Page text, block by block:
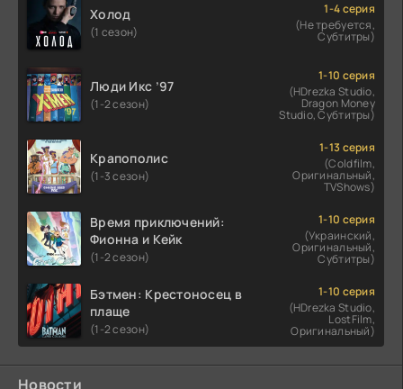
Холод
(1 сезон)
1-4 серия
(Не требуется,
Субтитры)
Люди Икс ’97
(1-2 сезон)
1-10 серия
(HDrezka Studio,
Dragon Money
Studio, Субтитры)
Крапополис
(1-3 сезон)
1-13 серия
(Coldfilm,
Оригинальный,
TVShows)
Время приключений:
Фионна и Кейк
(1-2 сезон)
1-10 серия
(Украинский,
Оригинальный,
Субтитры)
Бэтмен: Крестоносец в
плаще
(1-2 сезон)
1-10 серия
(HDrezka Studio,
LostFilm,
Оригинальный)
Новости